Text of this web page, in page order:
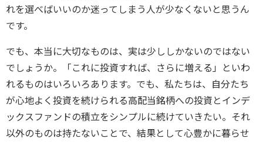
れを選べばいいのか迷ってしまう人が少なくないと思うん
です。
でも、本当に大切なものは、実は少ししかないのではない
でしょうか。「これに投資すれば、さらに増える」といわ
れるものはいろいろあります。でも、私たちは、自分たち
が心地よく投資を続けられる高配当銘柄への投資とインデ
ックスファンドの積立をシンプルに続けていきたい。それ
以外のものは持たないことで、結果として心豊かに暮らせ